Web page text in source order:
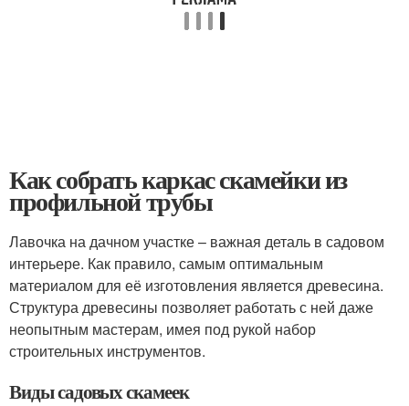
Как собрать каркас скамейки из
профильной трубы
Лавочка на дачном участке – важная деталь в садовом
интерьере. Как правило, самым оптимальным
материалом для её изготовления является древесина.
Структура древесины позволяет работать с ней даже
неопытным мастерам, имея под рукой набор
строительных инструментов.
Виды садовых скамеек